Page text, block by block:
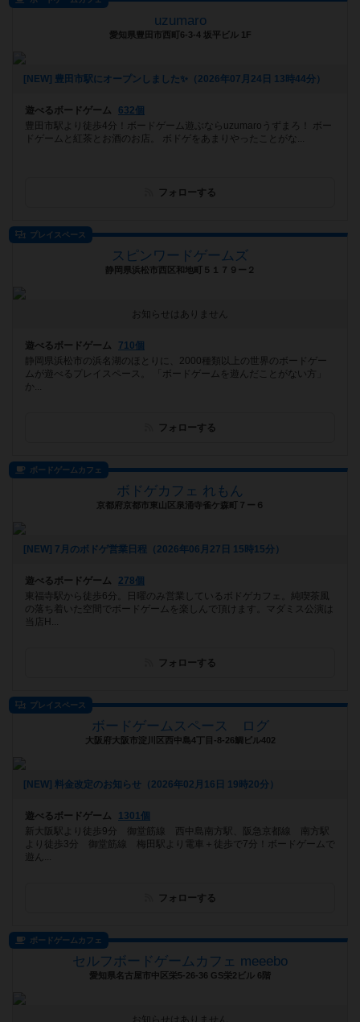
uzumaro
愛知県豊田市西町6-3-4 坂平ビル 1F
[NEW] 豊田市駅にオープンしました✨（2026年07月24日 13時44分）
遊べるボードゲーム
632個
豊田市駅より徒歩4分！ボードゲーム遊ぶならuzumaroうずまろ！ ボー
ドゲームと紅茶とお酒のお店。 ボドゲをあまりやったことがな...
フォローする
プレイスペース
スピンワードゲームズ
静岡県浜松市西区和地町５１７９ー２
お知らせはありません
遊べるボードゲーム
710個
静岡県浜松市の浜名湖のほとりに、2000種類以上の世界のボードゲー
ムが遊べるプレイスペース。 「ボードゲームを遊んだことがない方」
か...
フォローする
ボードゲームカフェ
ボドゲカフェ れもん
京都府京都市東山区泉涌寺雀ケ森町７ー６
[NEW] 7月のボドゲ営業日程（2026年06月27日 15時15分）
遊べるボードゲーム
278個
東福寺駅から徒歩6分。日曜のみ営業しているボドゲカフェ。純喫茶風
の落ち着いた空間でボードゲームを楽しんで頂けます。マダミス公演は
当店H...
フォローする
プレイスペース
ボードゲームスペース ログ
大阪府大阪市淀川区西中島4丁目-8-26鯛ビル402
[NEW] 料金改定のお知らせ（2026年02月16日 19時20分）
遊べるボードゲーム
1301個
新大阪駅より徒歩9分 御堂筋線 西中島南方駅、阪急京都線 南方駅
より徒歩3分 御堂筋線 梅田駅より電車＋徒歩で7分！ボードゲームで
遊ん...
フォローする
ボードゲームカフェ
セルフボードゲームカフェ meeebo
愛知県名古屋市中区栄5-26-36 GS栄2ビル 6階
お知らせはありません